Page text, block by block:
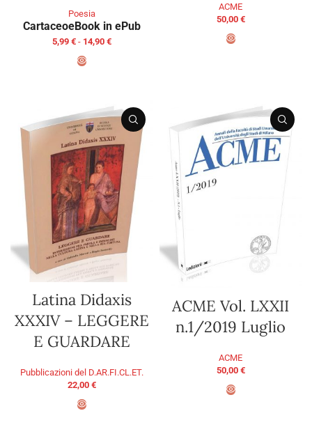
Poesia
CartaceoeBook in ePub
5,99 € - 14,90 €
ACME
50,00 €
Latina Didaxis
XXXIV – LEGGERE
E GUARDARE
Pubblicazioni del D.AR.FI.CL.ET.
22,00 €
ACME Vol. LXXII
n.1/2019 Luglio
ACME
50,00 €